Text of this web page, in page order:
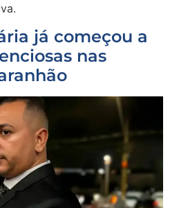
já começou a
nas